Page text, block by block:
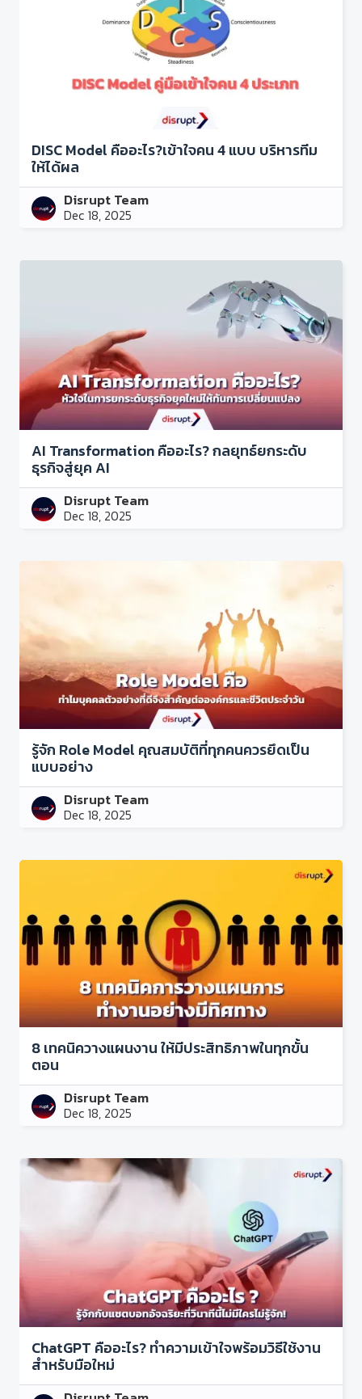
DISC Model คืออะไร?เข้าใจคน 4 แบบ บริหารทีม
ให้ได้ผล
Disrupt Team
Dec 18, 2025
AI Transformation คืออะไร? กลยุทธ์ยกระดับ
ธุรกิจสู่ยุค AI
Disrupt Team
Dec 18, 2025
รู้จัก Role Model คุณสมบัติที่ทุกคนควรยึดเป็น
แบบอย่าง
Disrupt Team
Dec 18, 2025
8 เทคนิควางแผนงาน ให้มีประสิทธิภาพในทุกขั้น
ตอน
Disrupt Team
Dec 18, 2025
ChatGPT คืออะไร? ทำความเข้าใจพร้อมวิธีใช้งาน
สำหรับมือใหม่